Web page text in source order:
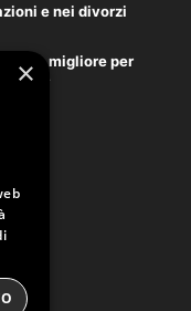
e nei divorzi
migliore per
×